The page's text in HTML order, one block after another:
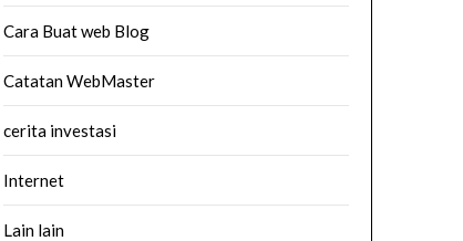
Cara Buat web Blog
Catatan WebMaster
cerita investasi
Internet
Lain lain